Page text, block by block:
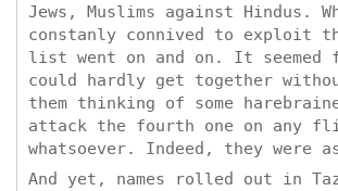
Jews, Muslims against Hindus.
constanly connived to exploit
list went on and on. It seemed
could hardly get together
them thinking of some
attack the fourth one on any
whatsoever. Indeed, they were
And yet, names rolled out in